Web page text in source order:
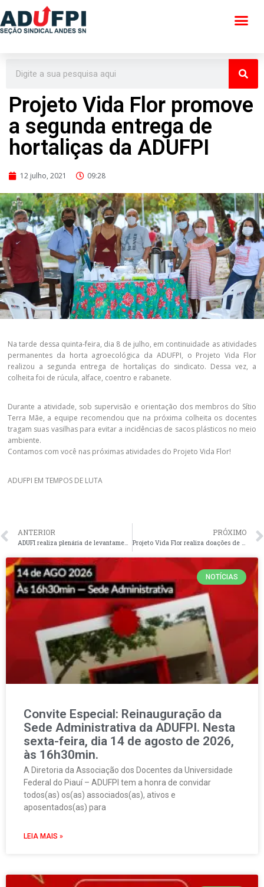
Pular
conteúdo
Projeto Vida Flor promove
a segunda entrega de
hortaliças da ADUFPI
12 julho, 2021 09:28
Na tarde dessa quinta-feira, dia 8 de julho, em continuidade as atividades
permanentes da horta agroecológica da ADUFPI, o Projeto Vida Flor
realizou a segunda entrega de hortaliças do sindicato. Dessa vez, a
colheita foi de rúcula, alface, coentro e rabanete.
Durante a atividade, sob supervisão e orientação dos membros do Sítio
Terra Mãe, a equipe recomendou que na próxima colheita os docentes
tragam suas vasilhas para evitar a incidências de sacos plásticos no meio
ambiente.
Contamos com você nas próximas atividades do Projeto Vida Flor!
ADUFPI EM TEMPOS DE LUTA
ANTERIOR
ADUFI realiza plenária de levantamento de demandas com o Centro de Ciências da Educação.
PRÓXIMO
Projeto Vida Flor realiza doações de hortaliças para lares de idosos.
NOTÍCIAS
Convite Especial: Reinauguração da
Sede Administrativa da ADUFPI. Nesta
sexta-feira, dia 14 de agosto de 2026,
às 16h30min.
A Diretoria da Associação dos Docentes da Universidade
Federal do Piauí – ADUFPI tem a honra de convidar
todos(as) os(as) associados(as), ativos e
aposentados(as) para
LEIA MAIS »